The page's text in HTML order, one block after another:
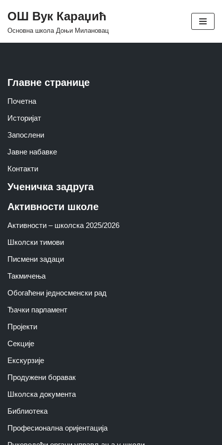
Skip
ОШ Вук Караџић
Основна школа Доњи Милановац
Главне странице
Почетна
Историјат
Запослени
Јавне набавке
Контакти
Ученичка задруга
Активности школе
Активности – школска 2025/2026
Школски тимoви
Писмени задаци
Такмичења
Обогаћени једносменски рад
Ђачки парламент
Пројекти
Секције
Екскурзије
Продужени боравак
Школска документа
Библиотека
Професионална оријентација